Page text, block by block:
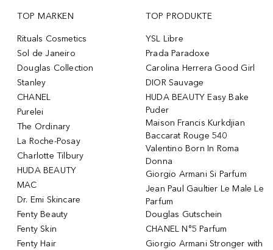
TOP MARKEN
Rituals Cosmetics
Sol de Janeiro
Douglas Collection
Stanley
CHANEL
Purelei
The Ordinary
La Roche-Posay
Charlotte Tilbury
HUDA BEAUTY
MAC
Dr. Emi Skincare
Fenty Beauty
Fenty Skin
Fenty Hair
TOP PRODUKTE
YSL Libre
Prada Paradoxe
Carolina Herrera Good Girl
DIOR Sauvage
HUDA BEAUTY Easy Bake
Puder
Maison Francis Kurkdjian
Baccarat Rouge 540
Valentino Born In Roma
Donna
Giorgio Armani Si Parfum
Jean Paul Gaultier Le Male Le
Parfum
Douglas Gutschein
CHANEL N°5 Parfum
Giorgio Armani Stronger with